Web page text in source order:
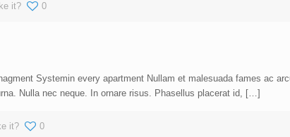
it? 0
Systemin every apartment Nullam et malesuada fames ac
Nulla nec neque. In ornare risus. Phasellus placerat id, […]
it? 0